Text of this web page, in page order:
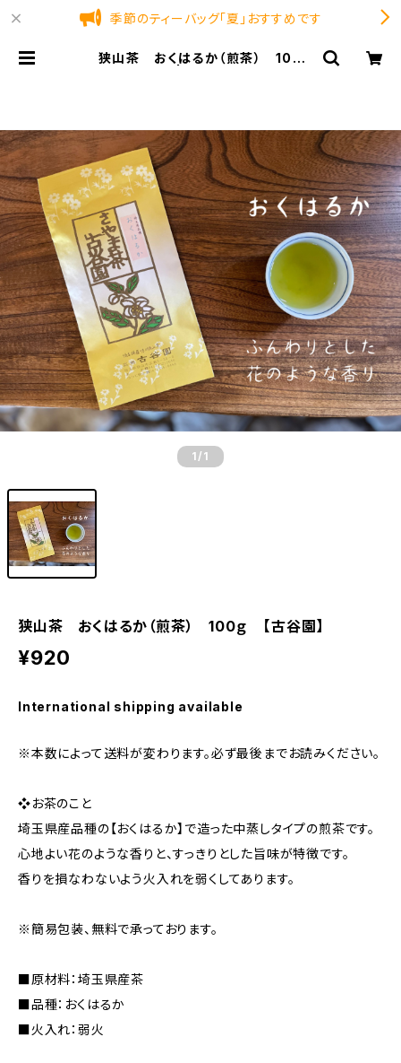
季節のティーバッグ「夏」おすすめです
狭山茶 おくはるか（煎茶） 100
1 /1
狭山茶 おくはるか（煎茶） 100ｇ 【古谷園】
¥920
International shipping available
※本数によって送料が変わります。必ず最後までお読みください。
❖お茶のこと
埼玉県産品種の【おくはるか】で造った中蒸しタイプの煎茶です。
心地よい花のような香りと、すっきりとした旨味が特徴です。
香りを損なわないよう火入れを弱くしてあります。
※簡易包装、無料で承っております。
■原材料：埼玉県産茶
■品種：おくはるか
■火入れ：弱火